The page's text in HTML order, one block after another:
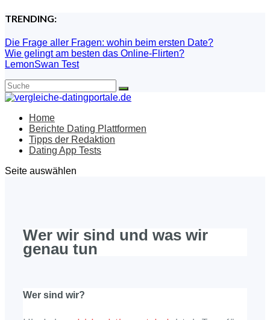
TRENDING:
Die Frage aller Fragen: wohin beim ersten Date?
Wie gelingt am besten das Online-Flirten?
LemonSwan Test
Home
Berichte Dating Plattformen
Tipps der Redaktion
Dating App Tests
Seite auswählen
Wer wir sind und was wir
genau tun
Wer sind wir?